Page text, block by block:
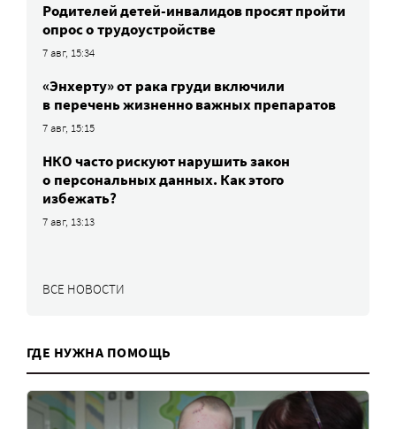
Родителей детей-инвалидов просят пройти
опрос о трудоустройстве
7 авг, 15:34
«Энхерту» от рака груди включили
в перечень жизненно важных препаратов
7 авг, 15:15
НКО часто рискуют нарушить закон
о персональных данных. Как этого
избежать?
7 авг, 13:13
ВСЕ НОВОСТИ
ГДЕ НУЖНА ПОМОЩЬ